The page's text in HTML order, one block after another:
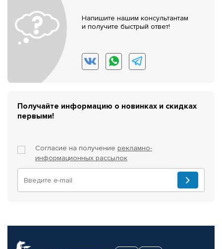
Напишите нашим консультантам
и получите быстрый ответ!
Получайте информацию о новинках и скидках
первыми!
Согласие на получение рекламно-
информационных рассылок